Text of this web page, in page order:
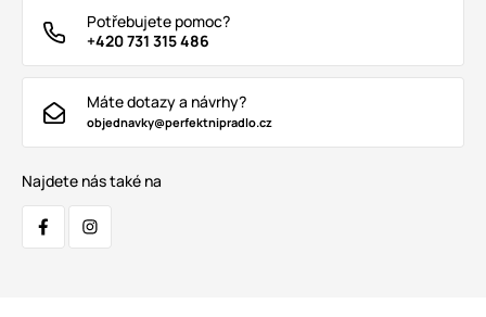
Potřebujete pomoc?
+420 731 315 486
Máte dotazy a návrhy?
objednavky@perfektnipradlo.cz
Najdete nás také na